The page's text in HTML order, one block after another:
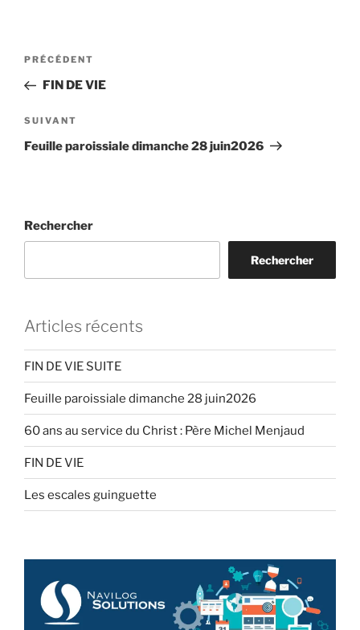
Navigation
l’article
Article
précédent
PRÉCÉDENT
FIN DE VIE
Article
suivant
SUIVANT
Feuille paroissiale dimanche 28 juin2026
Rechercher
Rechercher
Articles récents
FIN DE VIE SUITE
Feuille paroissiale dimanche 28 juin2026
60 ans au service du Christ : Père Michel Menjaud
FIN DE VIE
Les escales guinguette